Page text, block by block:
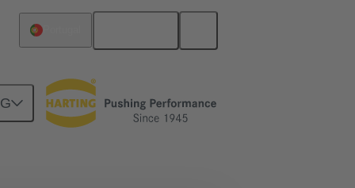
número de ciclos de conexión